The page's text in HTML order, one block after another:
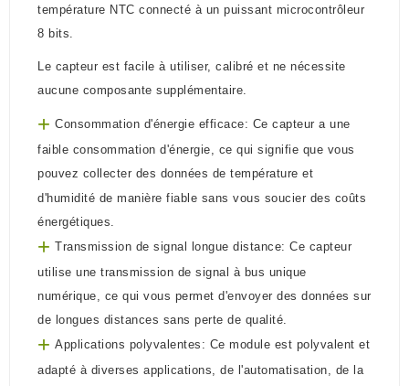
température NTC connecté à un puissant microcontrôleur
8 bits.
Le capteur est facile à utiliser, calibré et ne nécessite
aucune composante supplémentaire.
+ Consommation d'énergie efficace: Ce capteur a une
faible consommation d'énergie, ce qui signifie que vous
pouvez collecter des données de température et
d'humidité de manière fiable sans vous soucier des coûts
énergétiques.
+ Transmission de signal longue distance: Ce capteur
utilise une transmission de signal à bus unique
numérique, ce qui vous permet d'envoyer des données sur
de longues distances sans perte de qualité.
+ Applications polyvalentes: Ce module est polyvalent et
adapté à diverses applications, de l'automatisation, de la